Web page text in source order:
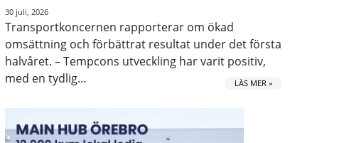
30 juli, 2026
Transportkoncernen rapporterar om ökad
omsättning och förbättrat resultat under det första
halvåret. – Tempcons utveckling har varit positiv,
med en tydlig…
LÄS MER »